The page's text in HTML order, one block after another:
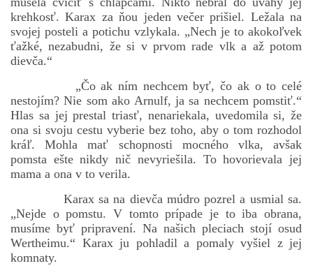
krehkosť. Karax za ňou jeden večer prišiel. Ležala na
svojej posteli a potichu vzlykala. „Nech je to akokoľvek
ťažké, nezabudni, že si v prvom rade vlk a až potom
dievča.“
„Čo ak ním nechcem byť, čo ak o to celé
nestojím? Nie som ako Arnulf, ja sa nechcem pomstiť.“
Hlas sa jej prestal triasť, nenariekala, uvedomila si, že
ona si svoju cestu vyberie bez toho, aby o tom rozhodol
kráľ. Mohla mať schopnosti mocného vlka, avšak
pomsta ešte nikdy nič nevyriešila. To hovorievala jej
mama a ona v to verila.
Karax sa na dievča múdro pozrel a usmial sa.
„Nejde o pomstu. V tomto prípade je to iba obrana,
musíme byť pripravení. Na našich pleciach stojí osud
Wertheimu.“ Karax ju pohladil a pomaly vyšiel z jej
komnaty.